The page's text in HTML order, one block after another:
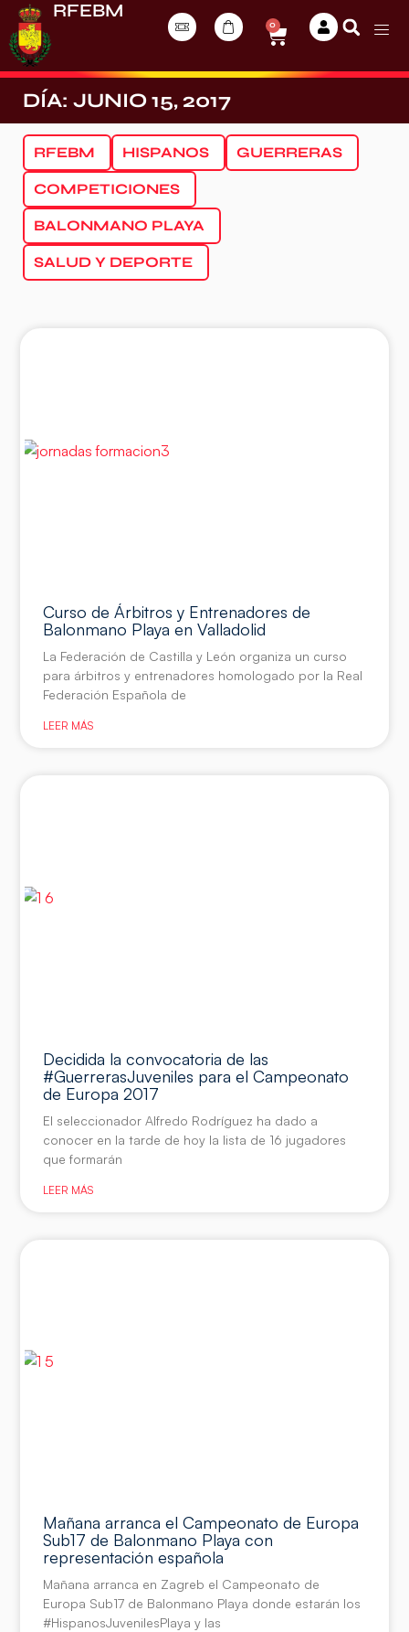
RFEBM
0
DÍA: JUNIO 15, 2017
RFEBM HISPANOS GUERRERAS
COMPETICIONES
BALONMANO PLAYA
SALUD Y DEPORTE
Curso de Árbitros y Entrenadores de
Balonmano Playa en Valladolid
La Federación de Castilla y León organiza un curso
para árbitros y entrenadores homologado por la Real
Federación Española de
LEER MÁS
Decidida la convocatoria de las
#GuerrerasJuveniles para el Campeonato
de Europa 2017
El seleccionador Alfredo Rodríguez ha dado a
conocer en la tarde de hoy la lista de 16 jugadores
que formarán
LEER MÁS
Mañana arranca el Campeonato de Europa
Sub17 de Balonmano Playa con
representación española
Mañana arranca en Zagreb el Campeonato de
Europa Sub17 de Balonmano Playa donde estarán los
#HispanosJuvenilesPlaya y las